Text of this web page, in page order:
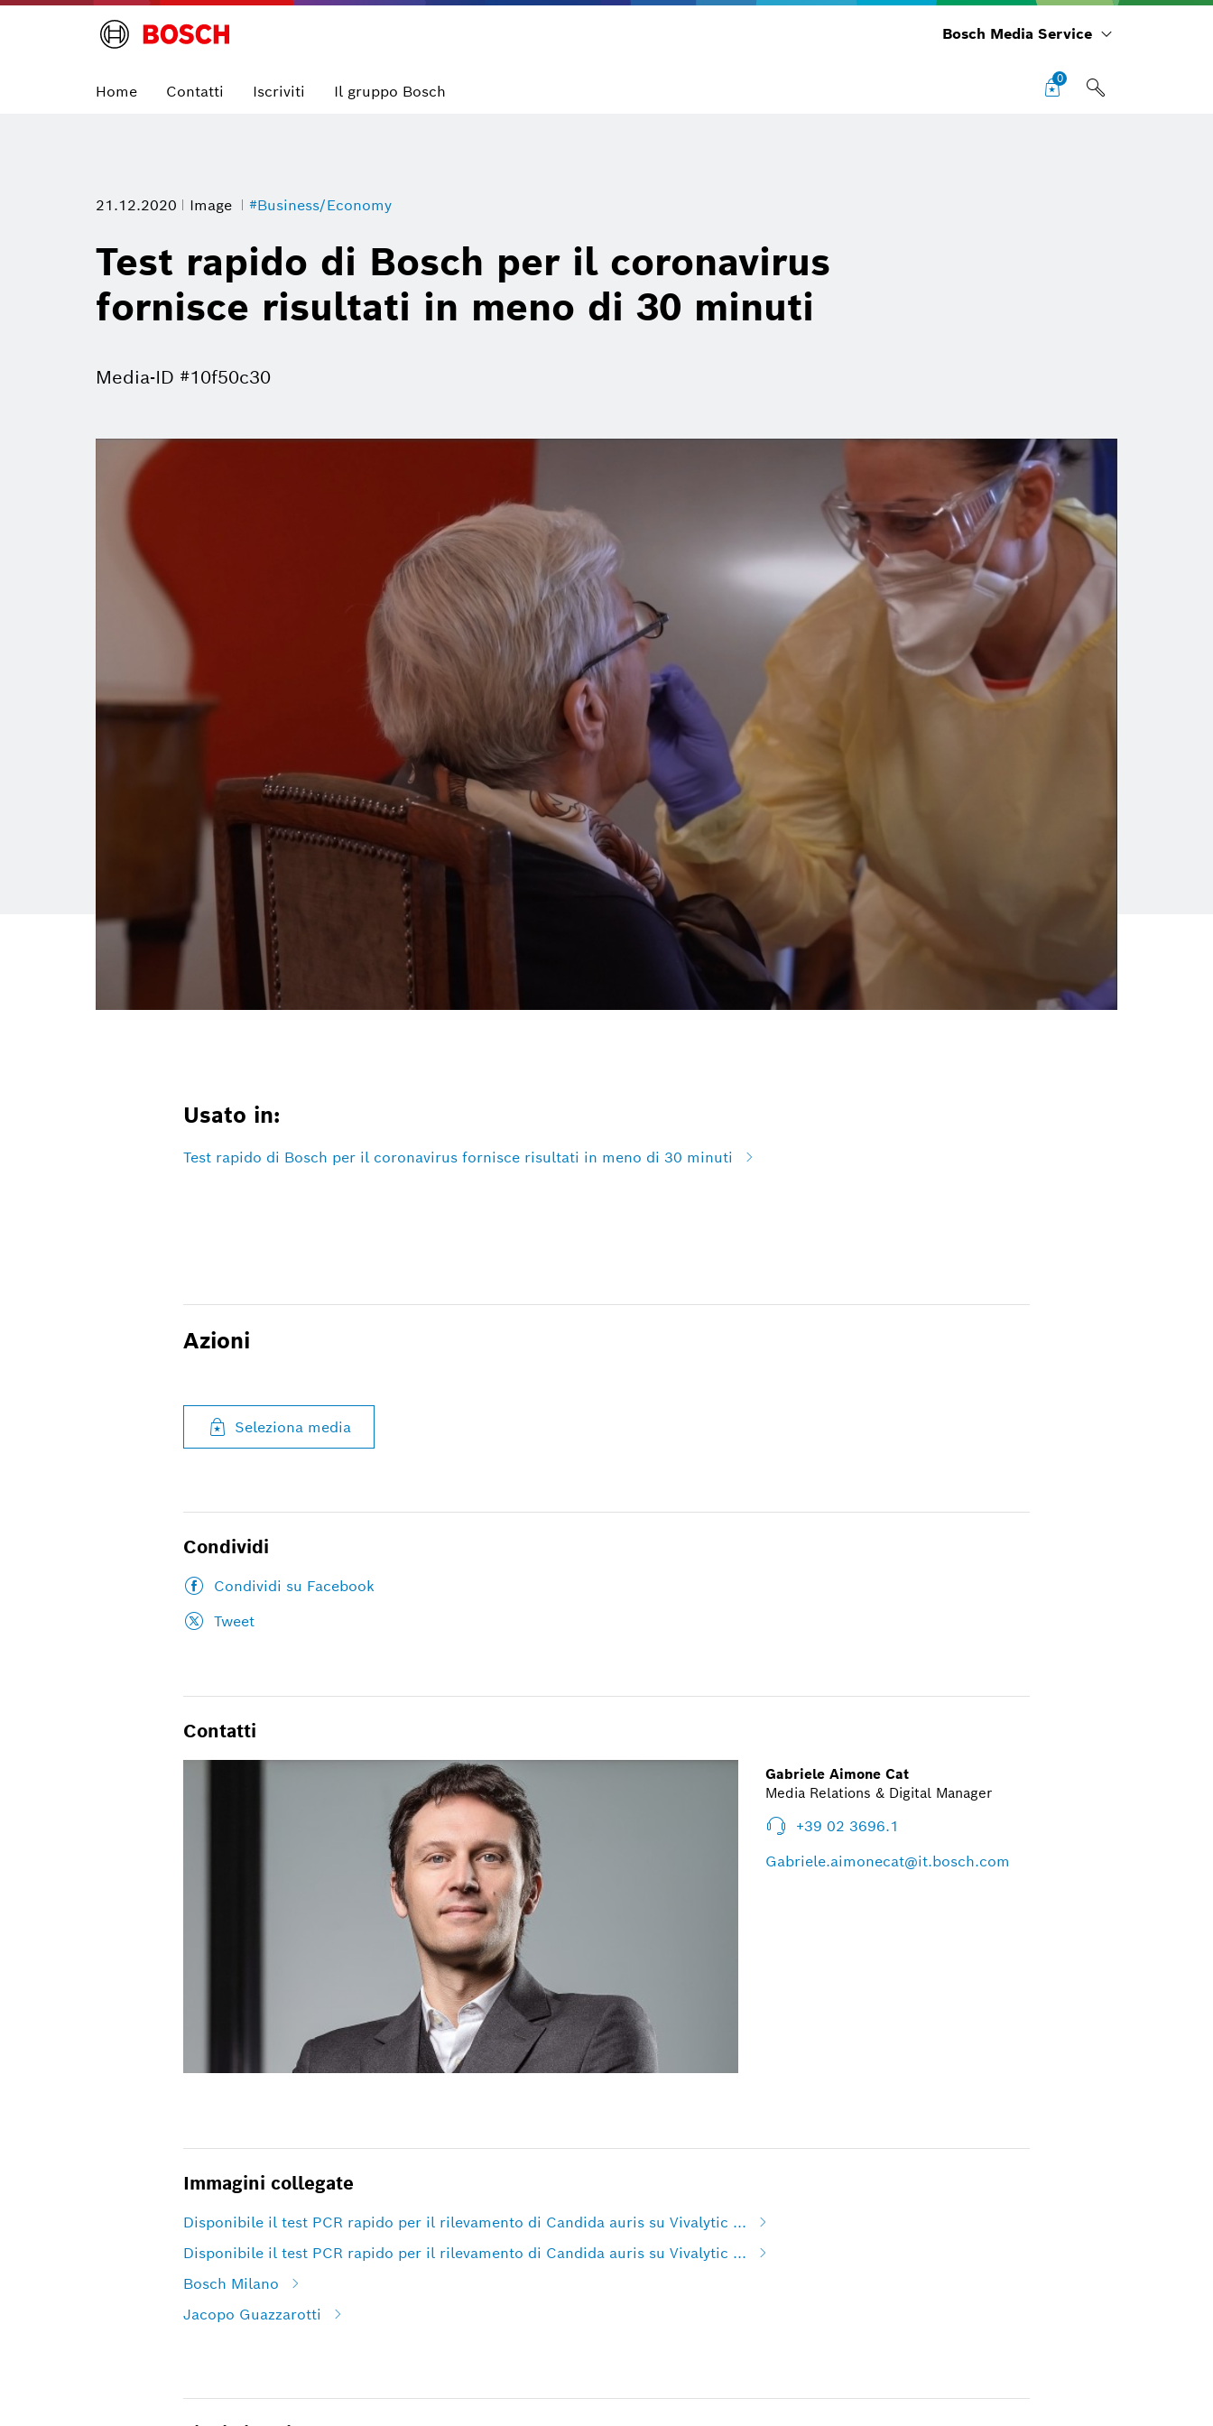
Bosch Media Service
Home Contatti Iscriviti Il gruppo Bosch
0
21.12.2020 Image #Business/Economy
Test rapido di Bosch per il coronavirus
fornisce risultati in ​​meno di 30 minuti
Media-ID #10f50c30
Usato in:
Test rapido di Bosch per il coronavirus fornisce risultati in ​​meno di 30 minuti
Azioni
Seleziona media
Condividi
Condividi su Facebook
Tweet
Contatti
Gabriele Aimone Cat
Media Relations & Digital Manager
+39 02 3696.1
Gabriele.aimonecat@it.bosch.com
Immagini collegate
Disponibile il test PCR rapido per il rilevamento di Candida auris su Vivalytic ...
Disponibile il test PCR rapido per il rilevamento di Candida auris su Vivalytic ...
Bosch Milano
Jacopo Guazzarotti